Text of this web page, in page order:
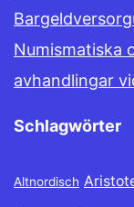
Numismatiska
avhandlingar
Schlagwörter
Altnordisch